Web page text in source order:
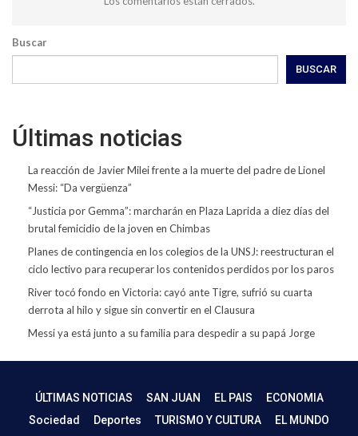
Buscar
BUSCAR
Últimas noticias
La reacción de Javier Milei frente a la muerte del padre de Lionel
Messi: “Da vergüenza”
“Justicia por Gemma”: marcharán en Plaza Laprida a diez días del
brutal femicidio de la joven en Chimbas
Planes de contingencia en los colegios de la UNSJ: reestructuran el
ciclo lectivo para recuperar los contenidos perdidos por los paros
River tocó fondo en Victoria: cayó ante Tigre, sufrió su cuarta
derrota al hilo y sigue sin convertir en el Clausura
Messi ya está junto a su familia para despedir a su papá Jorge
ÚLTIMAS NOTICIAS SAN JUAN EL PAIS
ECONOMIA
Sociedad
Deportes TURISMO Y CULTURA EL MUNDO